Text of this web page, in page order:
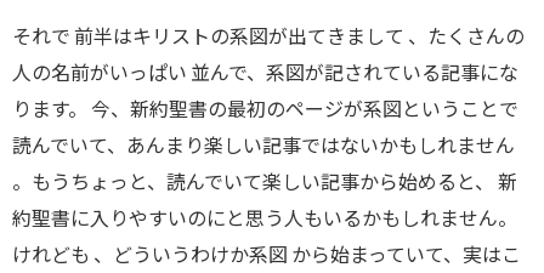
それで 前半はキリストの系図が出てきまして 、たくさんの
人の名前がいっぱい 並んで、系図が記されている記事にな
ります。 今、新約聖書の最初のページが系図ということで
読んでいて、あんまり楽しい記事ではないかもしれません
。もうちょっと、読んでいて楽しい記事から始めると、 新
約聖書に入りやすいのにと思う人もいるかもしれません。
けれども 、どういうわけか系図 から始まっていて、実はこ